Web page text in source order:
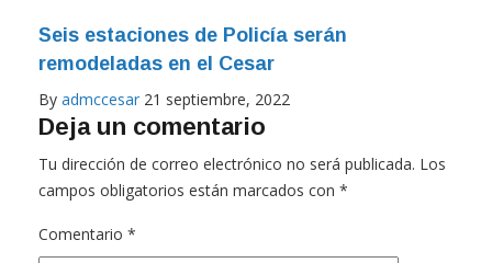
Seis estaciones de Policía serán
remodeladas en el Cesar
By admccesar 21 septiembre, 2022
Deja un comentario
Tu dirección de correo electrónico no será publicada. Los
campos obligatorios están marcados con *
Comentario *